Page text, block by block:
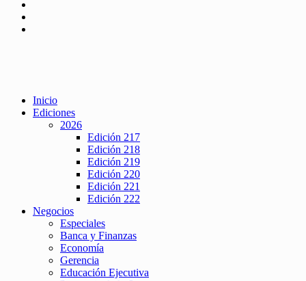
Inicio
Ediciones
2026
Edición 217
Edición 218
Edición 219
Edición 220
Edición 221
Edición 222
Negocios
Especiales
Banca y Finanzas
Economía
Gerencia
Educación Ejecutiva